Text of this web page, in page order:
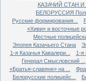
КАЗАЧИЙ СТАН И
БЕЛОРУССИЯ
Русские формирования...
«Хиви» и восточные
Местные
Эпопея Казачьего Стана
1-я Казачья Кавалери...
1-я
Генерал Смысловский ...
«Братья-славяне» на ...
Белорусские полицейс...